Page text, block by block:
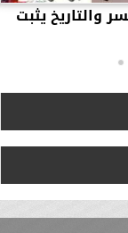
والتاريخ يثبت